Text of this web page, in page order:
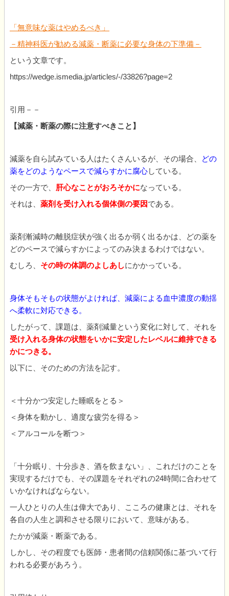
「無意味な薬はやめるべき」
－精神科医が勧める減薬・断薬に必要な身体の下準備－
という文章です。
https://wedge.ismedia.jp/articles/-/33826?page=2
引用－－
【減薬・断薬の際に注意すべきこと】
減薬を自ら試みている人はたくさんいるが、その場合、
どの
薬をどのようなペースで減らすかに腐心している。
その一方で、 肝心なことがおろそかになっている。
それは、 薬剤を受け入れる個体側の要因である。
薬剤漸減時の離脱症状が強く出るか弱く出るかは、どの薬を
どのペースで減らすかによってのみ決まるわけではない。
むしろ、 その時の体調のよしあしにかかっている。
身体そもそもの状態がよければ、減薬による血中濃度の動揺
へ柔軟に対応できる。
したがって、課題は、薬剤減量という変化に対して、それを
受け入れる身体の状態をいかに安定したレベルに維持できる
かにつきる。
以下に、そのための方法を記す。
＜十分かつ安定した睡眠をとる＞
＜身体を動かし、適度な疲労を得る＞
＜アルコールを断つ＞
「十分眠り、十分歩き、酒を飲まない」、これだけのことを
実現するだけでも、その課題をそれぞれの24時間に合わせて
いかなければならない。
一人ひとりの人生は偉大であり、こころの健康とは、それを
各自の人生と調和させる限りにおいて、意味がある。
たかが減薬・断薬である。
しかし、その程度でも医師・患者間の信頼関係に基づいて行
われる必要があろう。